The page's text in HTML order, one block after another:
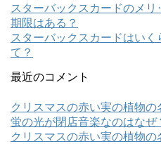
スターバックスカードのメ
期限はある？
スターバックスカードはい
て？
最近のコメント
クリスマスの赤い実の植物の
蛍の光が閉店音楽なのはなぜ
クリスマスの赤い実の植物の